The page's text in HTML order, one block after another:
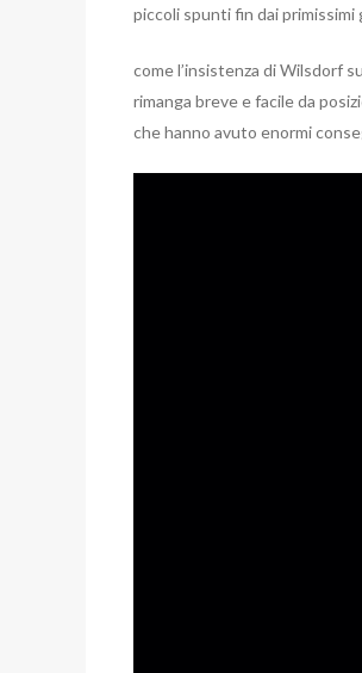
piccoli spunti fin dai primissimi
come l’insistenza di Wilsdorf
rimanga breve e facile da
che hanno avuto enormi